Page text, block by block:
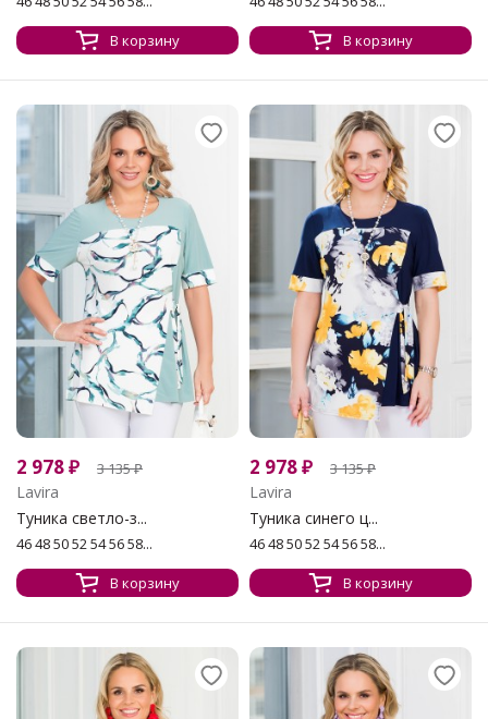
В корзину
В корзину
2 978₽ 3 135₽
Lavira
Туника светло-з...
46 48 50 52 54 56 58...
В корзину
2 978₽ 3 135₽
Lavira
Туника синего ц...
46 48 50 52 54 56 58...
В корзину